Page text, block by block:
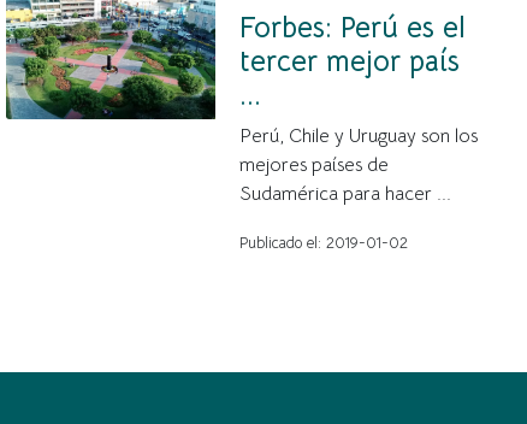
Forbes: Perú es el
tercer mejor país
...
Perú, Chile y Uruguay son los
mejores países de
Sudamérica para hacer ...
Publicado el: 2019-01-02